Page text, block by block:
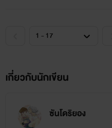
เกี่ยวกับนักเขียน
ซันโดริยอง